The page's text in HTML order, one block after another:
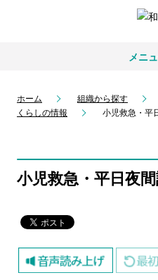
メニ
ホーム 組織から探す
くらしの情報
小児救急・平
小児救急・平日夜